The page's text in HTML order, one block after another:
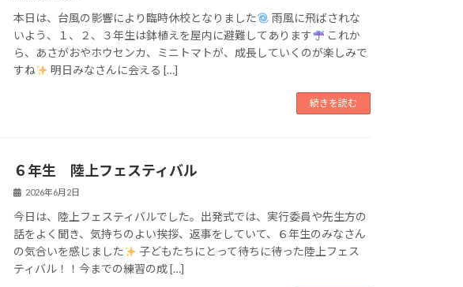
本日は、台風の影響により臨時休校となりました
雨風に飛ばされな
いよう、１、２、３年生は鉢植えを屋内に避難してあります
これか
ら、あさがおやホウセンカ、ミニトマトが、成長していくのが楽しみで
すね
明日みなさんに会える […]
続きを読む
６年生 陸上フェスティバル
2026年6月2日
今日は、陸上フェスティバルでした。出発式では、実行委員や先生方の
話をよく聞き、気持ちのよい挨拶、返事をしていて、６年生のみなさん
の気合いを感じました
子どもたちにとって待ちに待った陸上フェス
ティバル！！今までの練習の成 […]